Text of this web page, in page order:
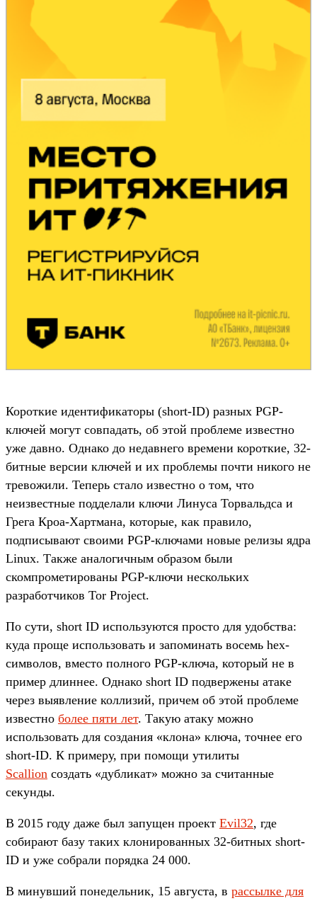
Короткие идентификаторы (short-ID) разных PGP-
ключей могут совпадать, об этой проблеме известно
уже давно. Однако до недавнего времени короткие, 32-
битные версии ключей и их проблемы почти никого не
тревожили. Теперь стало известно о том, что
неизвестные подделали ключи Линуса Торвальдса и
Грега Кроа-Хартмана, которые, как правило,
подписывают своими PGP-ключами новые релизы ядра
Linux. Также аналогичным образом были
скомпрометированы PGP-ключи нескольких
разработчиков Tor Project.
По сути, short ID используются просто для удобства:
куда проще использовать и запоминать восемь hex-
символов, вместо полного PGP-ключа, который не в
пример длиннее. Однако short ID подвержены атаке
через выявление коллизий, причем об этой проблеме
известно более пяти лет. Такую атаку можно
использовать для создания «клона» ключа, точнее его
short-ID. К примеру, при помощи утилиты
Scallion создать «дубликат» можно за считанные
секунды.
В 2015 году даже был запущен проект Evil32, где
собирают базу таких клонированных 32-битных short-
ID и уже собрали порядка 24 000.
В минувший понедельник, 15 августа, в рассылке для